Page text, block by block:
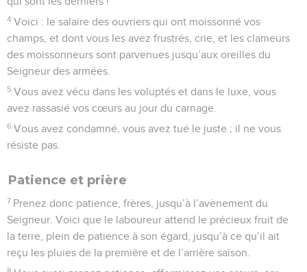
Télécharger le poster